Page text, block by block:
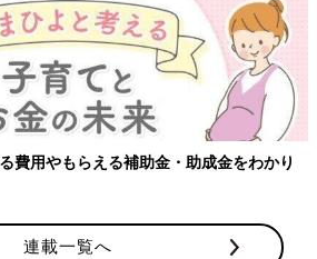
費用やもらえる補助金・助成金をわかり
連載一覧へ